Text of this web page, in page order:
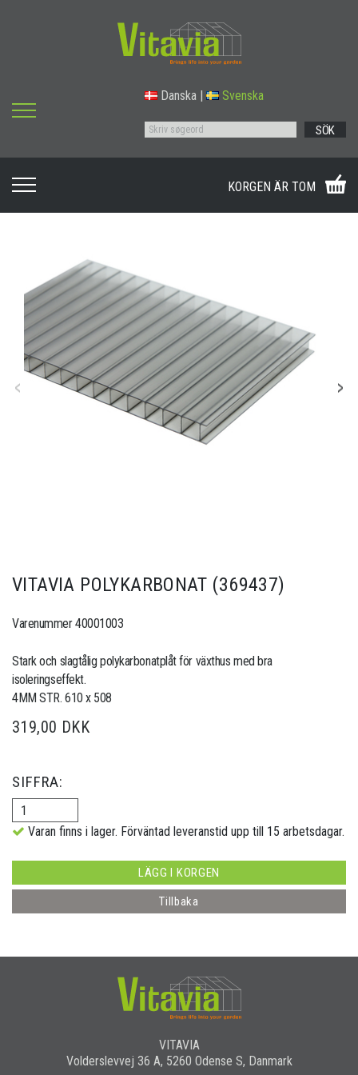
Danska Svenska
SÖK
KORGEN ÄR TOM
VITAVIA POLYKARBONAT (369437)
Varenummer 40001003
Stark och slagtålig polykarbonatplåt för växthus med bra
isoleringseffekt.
4MM STR. 610 x 508
319,00 DKK
SIFFRA:
Varan finns i lager. Förväntad leveranstid upp till 15 arbetsdagar.
LÄGG I KORGEN
Tillbaka
VITAVIA
Volderslevvej 36 A, 5260 Odense S, Danmark